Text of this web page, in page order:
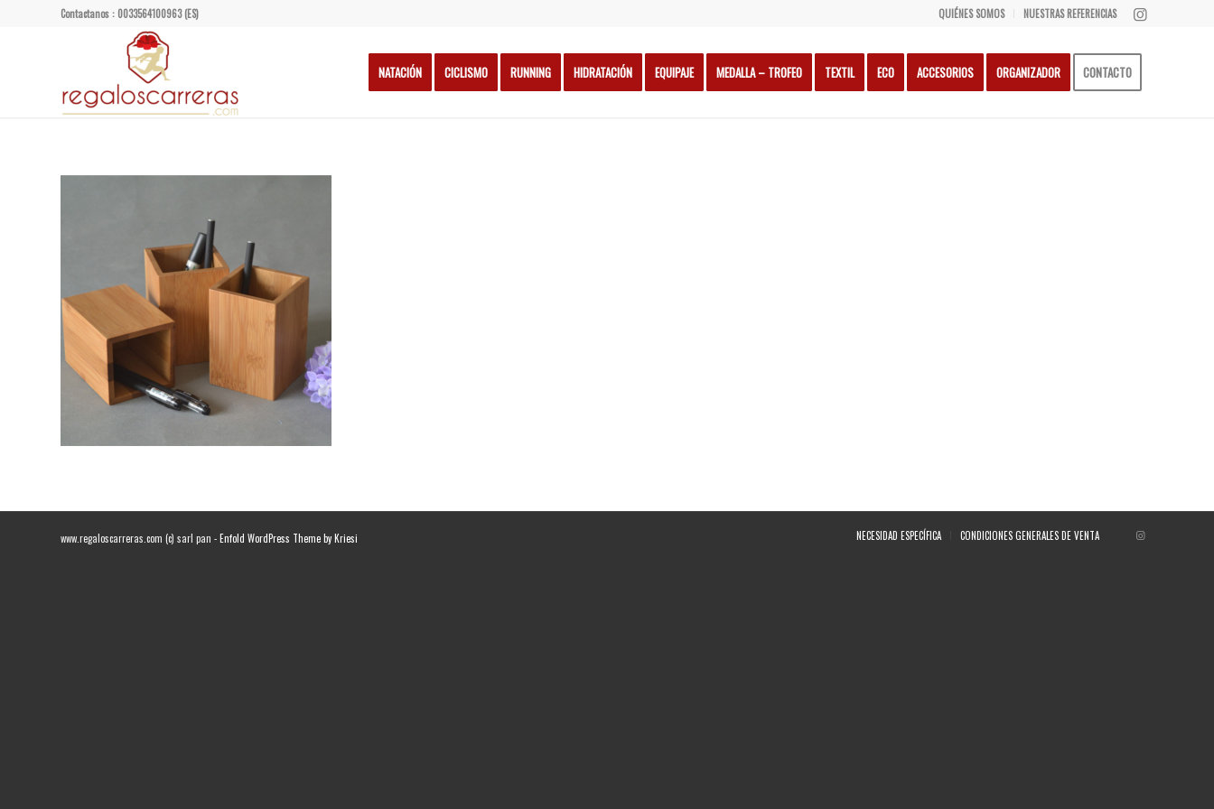
QUIÉNES SOMOS NUESTRAS REFERENCIAS
Contactanos : 0033564100963 (ES)
NATACIÓN CICLISMO RUNNING HIDRATACIÓN EQUIPAJE MEDALLA – TROFEO TEXTIL ECO ACCESORIOS ORGANIZADOR CONTACTO
www.regaloscarreras.com (c) sarl pan -Enfold WordPress Theme by Kriesi NECESIDAD ESPECÍFICA CONDICIONES GENERALES DE VENTA